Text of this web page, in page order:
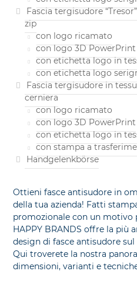
Fascia tergisudore
zip
con logo ricamato
con logo 3D PowerPrint
con etichetta logo in
con etichetta logo
Fascia tergisudore in
cerniera
con logo ricamato
con logo 3D PowerPrint
con etichetta logo in
con stampa a
Handgelenkbörse
Ottieni fasce antisudore in
della tua azienda! Fatti
promozionale con un motivo
HAPPY BRANDS offre la più
design di fasce antisudore
Qui troverete la nostra
dimensioni, varianti e